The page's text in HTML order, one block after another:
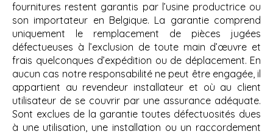
fournitures restent garantis par l’usine productrice ou
son importateur en Belgique. La garantie comprend
uniquement le remplacement de pièces jugées
défectueuses à l’exclusion de toute main d’œuvre et
frais quelconques d’expédition ou de déplacement. En
aucun cas notre responsabilité ne peut être engagée, il
appartient au revendeur installateur et où au client
utilisateur de se couvrir par une assurance adéquate.
Sont exclues de la garantie toutes défectuosités dues
à une utilisation, une installation ou un raccordement